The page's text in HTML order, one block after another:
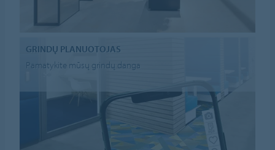
GRINDŲ PLANUOTOJAS
Pamatykite mūsų grindų danga